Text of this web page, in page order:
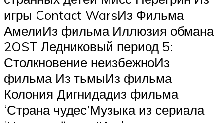
игры Contact WarsИз Фильма
АмелиИз фильма Иллюзия обмана
2OST Ледниковый период 5:
Столкновение неизбежноИз
фильма Из тьмыИз фильма
Колония Дигнидадиз фильма
‘Страна чудес’Музыка из сериала